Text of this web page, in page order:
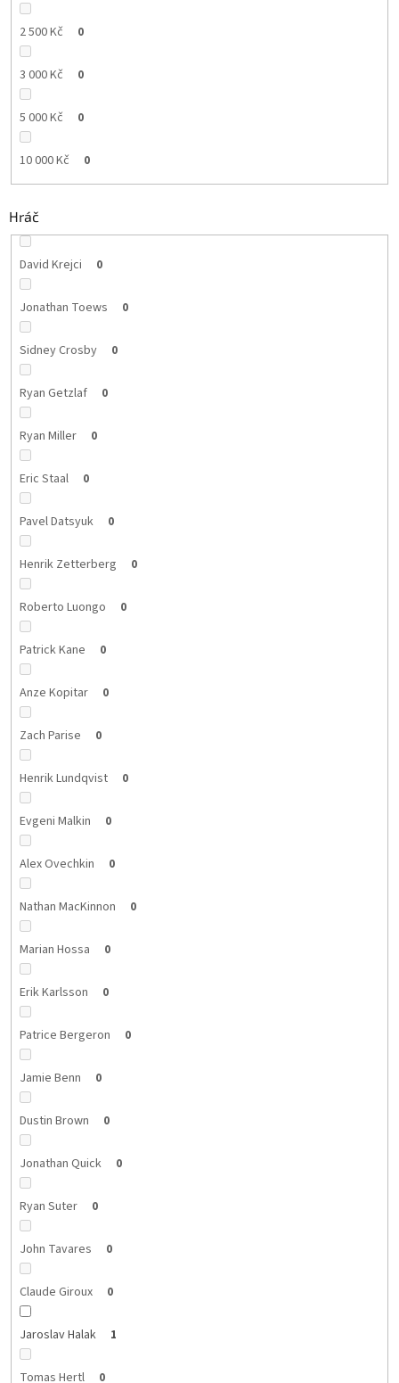
2 500 Kč 0
3 000 Kč 0
5 000 Kč 0
10 000 Kč 0
Hráč
David Krejci 0
Jonathan Toews 0
Sidney Crosby 0
Ryan Getzlaf 0
Ryan Miller 0
Eric Staal 0
Pavel Datsyuk 0
Henrik Zetterberg 0
Roberto Luongo 0
Patrick Kane 0
Anze Kopitar 0
Zach Parise 0
Henrik Lundqvist 0
Evgeni Malkin 0
Alex Ovechkin 0
Nathan MacKinnon 0
Marian Hossa 0
Erik Karlsson 0
Patrice Bergeron 0
Jamie Benn 0
Dustin Brown 0
Jonathan Quick 0
Ryan Suter 0
John Tavares 0
Claude Giroux 0
Jaroslav Halak 1
Tomas Hertl 0